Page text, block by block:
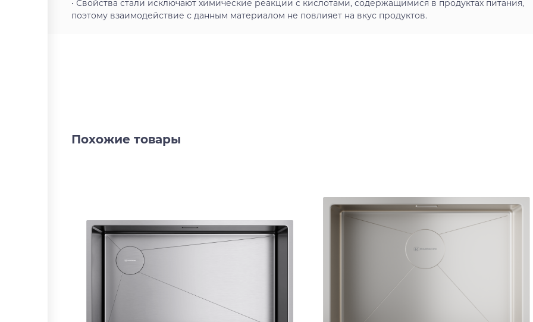
• Свойства стали исключают химические реакции с кислотами, содержащимися в продуктах питания,
поэтому взаимодействие с данным материалом не повлияет на вкус продуктов.
Похожие товары